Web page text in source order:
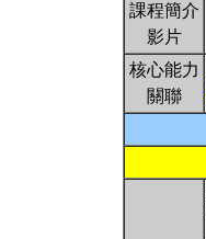
課程簡介
影片
核心能力
關聯